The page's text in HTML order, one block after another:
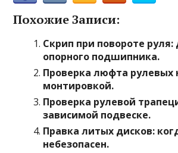
Похожие Записи:
Скрип при повороте руля:
опорного подшипника.
Проверка люфта рулевых
монтировкой.
Проверка рулевой
зависимой подвеске.
Правка литых дисков:
небезопасен.